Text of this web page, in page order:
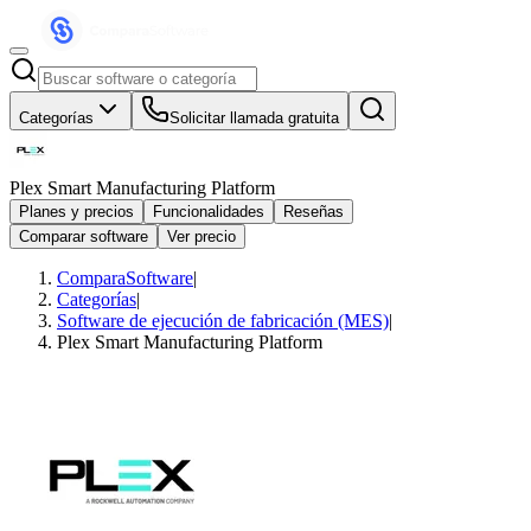
Categorías Solicitar llamada gratuita
Plex Smart Manufacturing Platform
Planes y precios Funcionalidades
Reseñas
Comparar software
Ver precio
ComparaSoftware|
Categorías|
Software de ejecución de fabricación (MES)|
Plex Smart Manufacturing Platform